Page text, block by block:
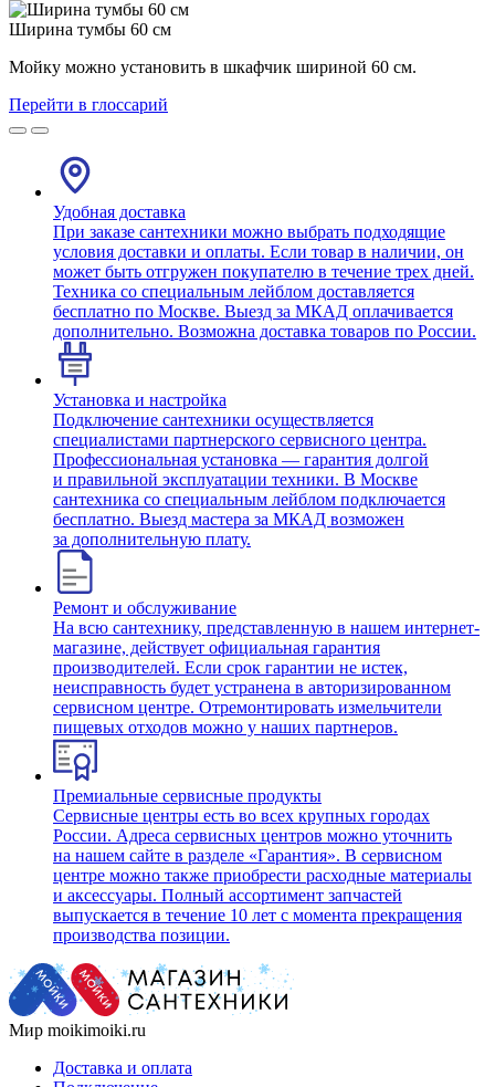
Ширина тумбы 60 см
Мойку можно установить в шкафчик шириной 60 см.
Перейти в глоссарий
Удобная доставка
При заказе сантехники можно выбрать подходящие
условия доставки и оплаты. Если товар в наличии, он
может быть отгружен покупателю в течение трех дней.
Техника со специальным лейблом доставляется
бесплатно по Москве. Выезд за МКАД оплачивается
дополнительно. Возможна доставка товаров по России.
Установка и настройка
Подключение сантехники осуществляется
специалистами партнерского сервисного центра.
Профессиональная установка — гарантия долгой
и правильной эксплуатации техники. В Москве
сантехника со специальным лейблом подключается
бесплатно. Выезд мастера за МКАД возможен
за дополнительную плату.
Ремонт и обслуживание
На всю сантехнику, представленную в нашем интернет-
магазине, действует официальная гарантия
производителей. Если срок гарантии не истек,
неисправность будет устранена в авторизированном
сервисном центре. Отремонтировать измельчители
пищевых отходов можно у наших партнеров.
Премиальные сервисные продукты
Сервисные центры есть во всех крупных городах
России. Адреса сервисных центров можно уточнить
на нашем сайте в разделе «Гарантия». В сервисном
центре можно также приобрести расходные материалы
и аксессуары. Полный ассортимент запчастей
выпускается в течение 10 лет с момента прекращения
производства позиции.
Мир moikimoiki.ru
Доставка и оплата